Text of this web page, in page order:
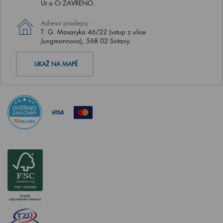
Út a Čt ZAVŘENO
Adresa prodejny
T. G. Masaryka 46/22 (vstup z ulice
Jungmannova), 568 02 Svitavy
UKAŽ NA MAPĚ